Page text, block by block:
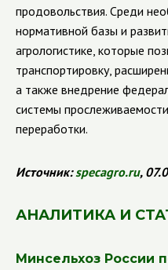
продовольствия. Среди
нормативной базы и
агрологистике, которые
транспортировку,
а также внедрение
системы
переработки.
Источник: specagro.ru,
АНАЛИТИКА И
Минсельхоз России